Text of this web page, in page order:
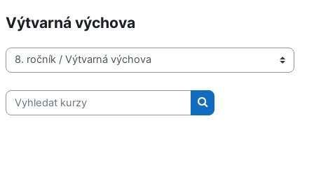
Výtvarná výchova
Kategorie kurzů
Vyhledat kurzy
Vyhledat kurzy